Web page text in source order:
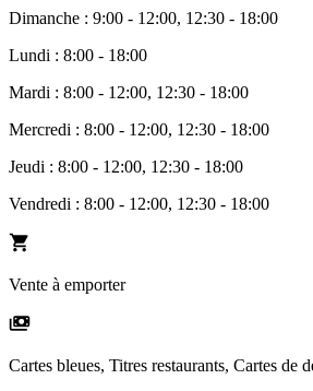
Dimanche : 9:00 - 12:00, 12:30 - 18:00
Lundi : 8:00 - 18:00
Mardi : 8:00 - 12:00, 12:30 - 18:00
Mercredi : 8:00 - 12:00, 12:30 - 18:00
Jeudi : 8:00 - 12:00, 12:30 - 18:00
Vendredi : 8:00 - 12:00, 12:30 - 18:00
Vente à emporter
Cartes bleues, Titres restaurants, Cartes de